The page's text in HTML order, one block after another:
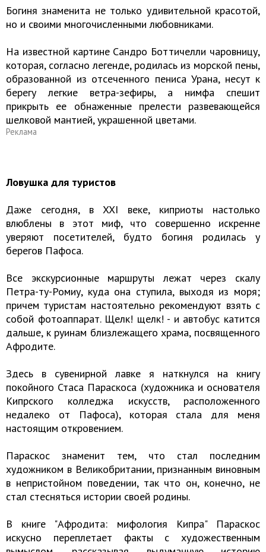
Богиня знаменита не только удивительной красотой,
но и своими многочисленными любовниками.
На известной картине Сандро Боттичелли чаровницу,
которая, согласно легенде, родилась из морской пены,
образованной из отсеченного пениса Урана, несут к
берегу легкие ветра-зефиры, а нимфа спешит
прикрыть ее обнаженные прелести развевающейся
шелковой мантией, украшенной цветами.
Реклама
Ловушка для туристов
Даже сегодня, в XXI веке, киприоты настолько
влюблены в этот миф, что совершенно искренне
уверяют посетителей, будто богиня родилась у
берегов Пафоса.
Все экскурсионные маршруты лежат через скалу
Петра-ту-Ромиу, куда она ступила, выходя из моря;
причем туристам настоятельно рекомендуют взять с
собой фотоаппарат. Щелк! щелк! - и автобус катится
дальше, к руинам близлежащего храма, посвященного
Афродите.
Здесь в сувенирной лавке я наткнулся на книгу
покойного Стаса Параскоса (художника и основателя
Кипрского колледжа искусств, расположенного
недалеко от Пафоса), которая стала для меня
настоящим откровением.
Параскос знаменит тем, что стал последним
художником в Великобритании, признанным виновным
в непристойном поведении, так что он, конечно, не
стал стесняться истории своей родины.
В книге "Афродита: мифология Кипра" Параскос
искусно переплетает факты с художественным